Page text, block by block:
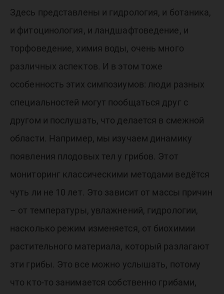
Здесь представлены и гидрология, и ботаника,
и фитоцинология, и ландшафтоведение, и
торфоведение, химия воды, очень много
различных аспектов. И в этом тоже
особенность этих симпозиумов: люди разных
специальностей могут пообщаться друг с
другом и послушать, что делается в смежной
области. Например, мы изучаем динамику
появления плодовых тел у грибов. Этот
мониторинг классическими методами ведётся
чуть ли не 10 лет. Это зависит от массы причин
– от температуры, увлажнений, гидрологии,
насколько режим изменяется, от биохимии
растительного материала, который разлагают
эти грибы. Это все можно услышать, потому
что кто-то занимается собственно грибами,